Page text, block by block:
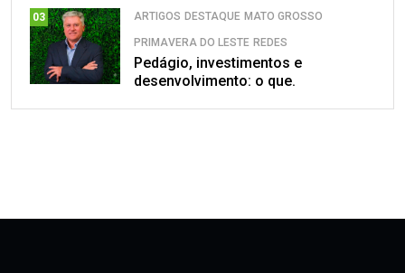
03 ARTIGOS DESTAQUE MATO GROSSO
PRIMAVERA DO LESTE REDES
Pedágio, investimentos e
desenvolvimento: o que.